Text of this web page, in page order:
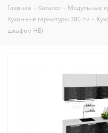
Главная - Каталог - Модульные
Кухонные гарнитуры 300 см -
шкафом НБ)